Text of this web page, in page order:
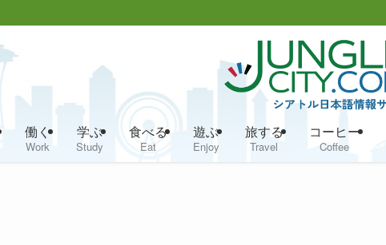
働く
Work
学ぶ
Study
食べる
Eat
遊ぶ
Enjoy
旅する
Travel
コーヒー
Coffee